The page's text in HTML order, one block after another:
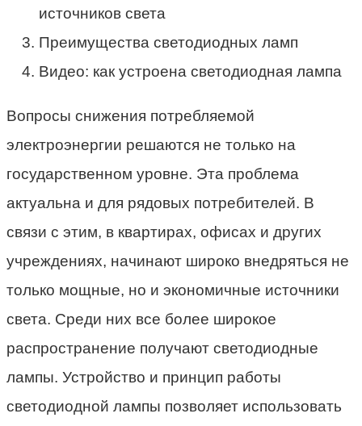
источников света
Преимущества светодиодных ламп
Видео: как устроена светодиодная лампа
Вопросы снижения потребляемой
электроэнергии решаются не только на
государственном уровне. Эта проблема
актуальна и для рядовых потребителей. В
связи с этим, в квартирах, офисах и других
учреждениях, начинают широко внедряться не
только мощные, но и экономичные источники
света. Среди них все более широкое
распространение получают светодиодные
лампы. Устройство и принцип работы
светодиодной лампы позволяет использовать